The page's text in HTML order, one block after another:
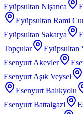
Eyüpsultan Nişanca
Eyüpsultan Rami
Eyüpsultan Sakarya
Topçular
Eyüpsultan
Esenyurt Akevler
Esenyurt Aşık Veysel
Esenyurt Balıkyolu
Esenyurt Battalgazi